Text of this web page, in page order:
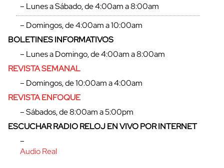
– Lunes a Sábado, de 4:00am a 8:00am
– Domingos, de 4:00am a 10:00am
BOLETINES INFORMATIVOS
– Lunes a Domingo, de 4:00am a 8:00am
REVISTA SEMANAL
– Domingos, de 10:00am a 4:00am
REVISTA ENFOQUE
– Sábados, de 8:00am a 5:00pm
ESCUCHAR RADIO RELOJ EN VIVO POR INTERNET
–
Audio Real